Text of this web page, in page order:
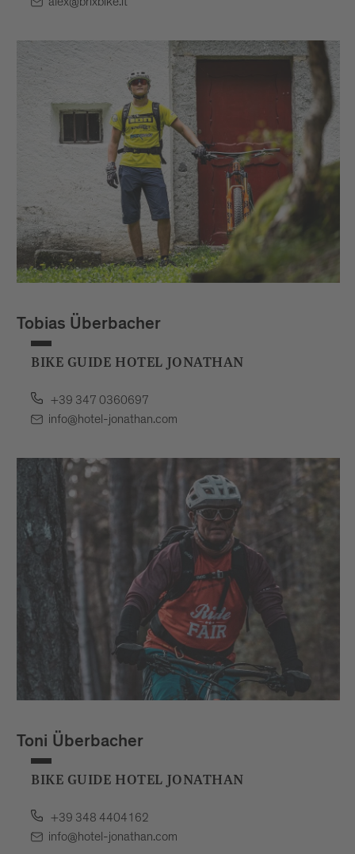
Tobias Überbacher
BIKE GUIDE HOTEL JONATHAN
+39 347 0360697
info@hotel-jonathan.com
Toni Überbacher
BIKE GUIDE HOTEL JONATHAN
+39 348 4404162
info@hotel-jonathan.com